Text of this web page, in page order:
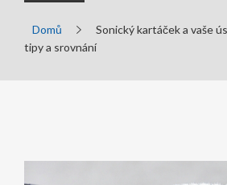
Domů
Sonický kartáček a vaše
tipy a srovnání